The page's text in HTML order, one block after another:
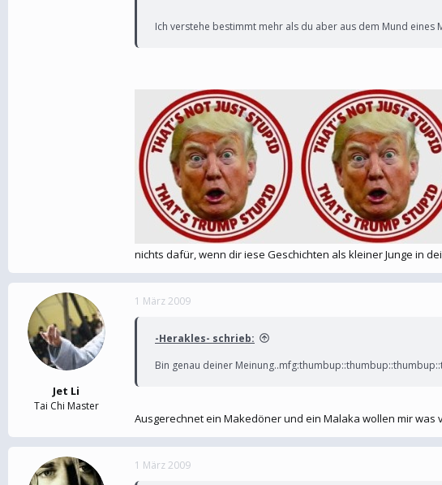
Ich verstehe bestimmt mehr als du aber aus dem Mund
nichts dafür, wenn dir iese Geschichten als kleiner Junge in
Jet Li
Tai Chi Master
1 März 2009
-Herakles- schrieb:
Bin genau deiner
Ausgerechnet ein Makedöner und ein Malaka wollen mir was
1 März 2009